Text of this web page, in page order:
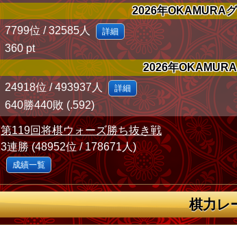
2026年OKAMURA
7799位 / 32585人 詳細
360 pt
2026年
24918位 / 493937人 詳細
640勝440敗 (.592)
第119回将棋ウォーズ勝ち抜き戦
3連勝 (48952位 / 178671人)
成績一覧
棋力レ